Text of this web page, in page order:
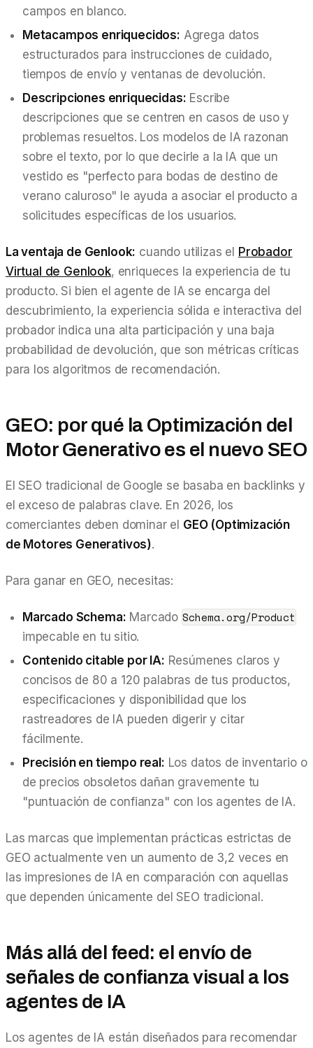
campos en blanco.
Metacampos enriquecidos: Agrega datos
estructurados para instrucciones de cuidado,
tiempos de envío y ventanas de devolución.
Descripciones enriquecidas: Escribe
descripciones que se centren en casos de usoy
problemas resueltos. Los modelos de IA razonan
sobre el texto, por lo que decirle a la IA que un
vestido es "perfecto para bodas de destino de
verano caluroso" le ayuda a asociar el producto a
solicitudes específicas de los usuarios.
La ventaja de Genlook: cuando utilizas el Probador
Virtual de Genlook, enriqueces la experiencia de tu
producto. Si bien el agente de IA se encarga del
descubrimiento, la experiencia sólida e interactiva del
probador indica una alta participación y una baja
probabilidad de devolución, que son métricas críticas
para los algoritmos de recomendación.
GEO: por qué la Optimización del
Motor Generativo es el nuevo SEO
El SEO tradicional de Google se basaba en backlinks y
el exceso de palabras clave. En 2026, los
comerciantes deben dominar el GEO (Optimización
de Motores Generativos).
Para ganar en GEO, necesitas:
Marcado Schema: Marcado Schema.org/Product
impecable en tu sitio.
Contenido citable por IA: Resúmenes claros y
concisos de 80 a 120 palabras de tus productos,
especificaciones y disponibilidad que los
rastreadores de IA pueden digerir y citar
fácilmente.
Precisión en tiempo real: Los datos de inventario o
de precios obsoletos dañan gravemente tu
"puntuación de confianza" con los agentes de IA.
Las marcas que implementan prácticas estrictas de
GEO actualmente ven un aumento de 3,2 veces en
las impresiones de IA en comparación con aquellas
que dependen únicamente del SEO tradicional.
Más allá del feed: el envío de
señales de confianza visual a los
agentes de IA
Los agentes de IA están diseñados para recomendar